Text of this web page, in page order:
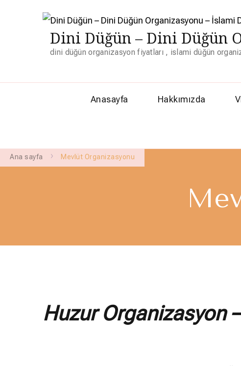
Dini Düğün – Dini Düğün
dini düğün organizasyon fiyatları , islami düğün
Anasayfa Hakkımızda
Ana sayfa Mevlüt Organizasyonu
Huzur Organizasyon